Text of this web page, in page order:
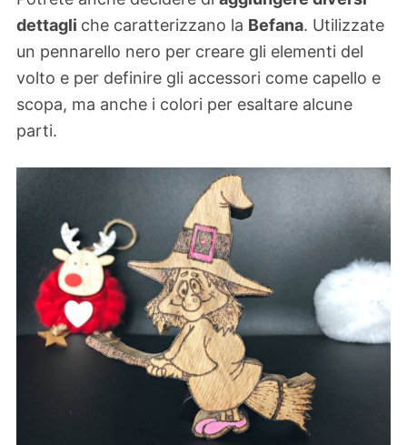
dettagli che caratterizzano la Befana. Utilizzate
un pennarello nero per creare gli elementi del
volto e per definire gli accessori come capello e
scopa, ma anche i colori per esaltare alcune
parti.